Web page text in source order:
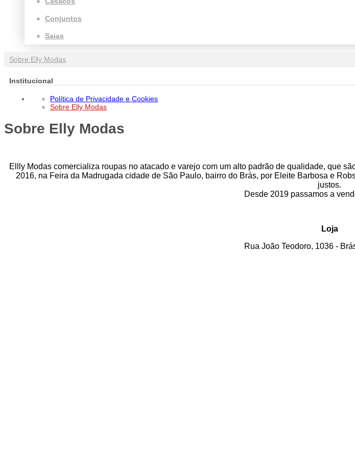
Conjuntos
Saias
Sobre Elly Modas
Institucional
Política de Privacidade e Cookies
Sobre Elly Modas
Sobre Elly Modas
Ellly Modas comercializa roupas no atacado e varejo com um alto padrão de qualidade, que
2016, na Feira da Madrugada cidade de São Paulo, bairro do Brás, por Eleite Barbosa e
justos.
Desde 2019 passamos a
Loja
Rua João Teodoro, 1036 -